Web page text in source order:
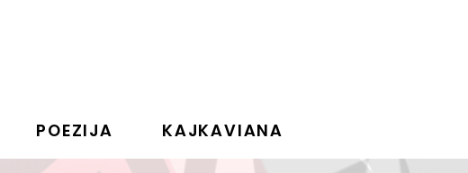
POEZIJA KAJKAVIANA